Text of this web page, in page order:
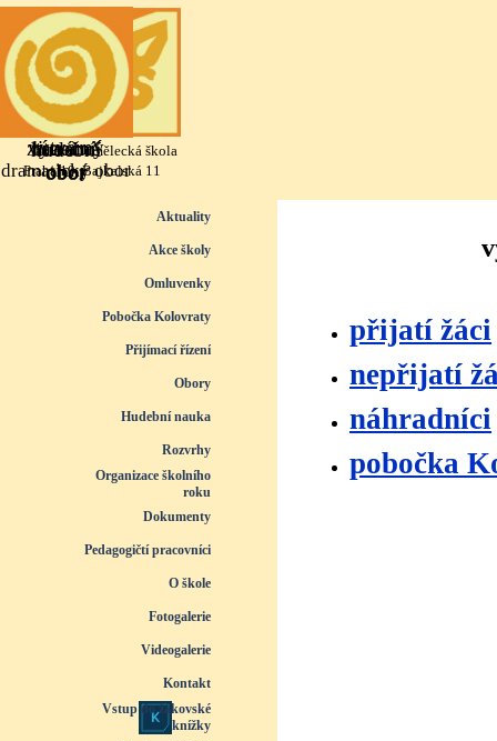
Přejít na obsah
výtvarný
taneční
literárně
hudební
Základní umělecká škola
Praha 10, Bajkalská 11
obor
obor
dramatický obor
obor
Přeskočit menu
Aktuality
Akce školy
Omluvenky
Pobočka Kolovraty
Přijímací řízení ▼
Obory ▼
Hudební nauka ▼
Rozvrhy
Organizace školního
roku
Dokumenty
Pedagogičtí pracovníci
O škole
Fotogalerie
Videogalerie
Kontakt
Vstup do žákovské
knížky
přijatí žáci
nepřijatí
náhradníci
pobočka